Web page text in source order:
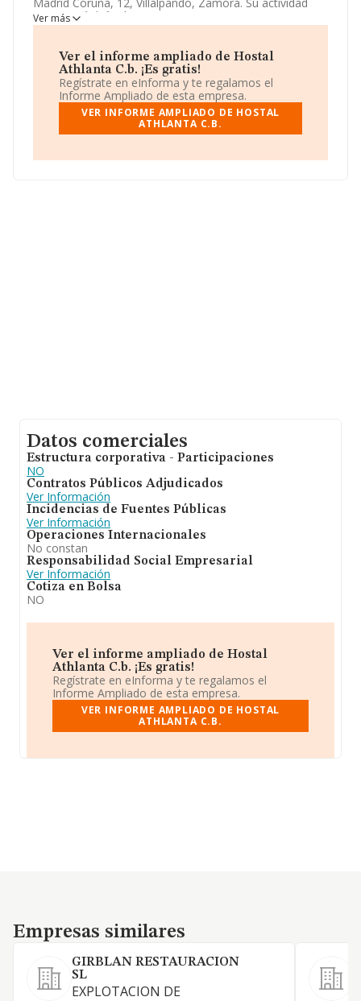
CNAE está definida como 5611 - Restaurantes. La
forma jurídica deHostal Athlanta C.b.es Comunidad
Ver más
Ver el informe ampliado de Hostal
Athlanta C.b. ¡Es gratis!
Regístrate en eInforma y te regalamos el
Informe Ampliado de esta empresa.
VER INFORME AMPLIADO DE HOSTAL
ATHLANTA C.B.
Datos comerciales
Estructura corporativa - Participaciones
NO
Contratos Públicos Adjudicados
Ver Información
Incidencias de Fuentes Públicas
Ver Información
Operaciones Internacionales
No constan
Responsabilidad Social Empresarial
Ver Información
Cotiza en Bolsa
NO
Ver el informe ampliado de Hostal
Athlanta C.b. ¡Es gratis!
Regístrate en eInforma y te regalamos el
Informe Ampliado de esta empresa.
VER INFORME AMPLIADO DE HOSTAL
ATHLANTA C.B.
Empresas similares
Empresas similares
GIRBLAN RESTAURACION
SL
EXPLOTACION DE